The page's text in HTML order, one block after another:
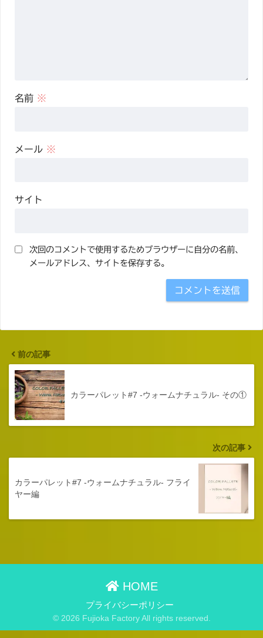
名前 ※
メール ※
サイト
次回のコメントで使用するためブラウザーに自分の名前、
メールアドレス、サイトを保存する。
前の記事
カラーパレット#7 -ウォームナチュラル- その①
次の記事
カラーパレット#7 -ウォームナチュラル- フライ
ヤー編
HOME
プライバシーポリシー
© 2026 Fujioka Factory All rights reserved.